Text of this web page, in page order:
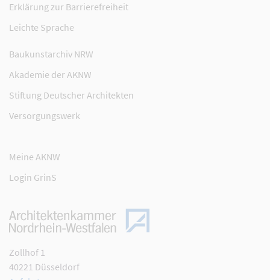
Erklärung zur Barrierefreiheit
Leichte Sprache
Baukunstarchiv NRW
Akademie der AKNW
Stiftung Deutscher Architekten
Versorgungswerk
Meine AKNW
Login GrinS
Zollhof 1
40221 Düsseldorf